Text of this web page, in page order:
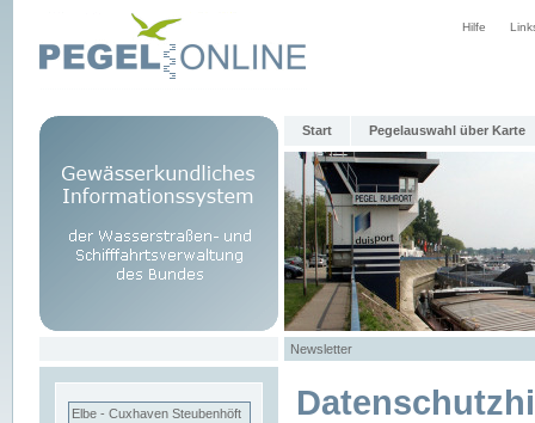
Hilfe
Start Pegelauswahl über Karte
Newsletter
Elbe - Cuxhaven Steubenhöft